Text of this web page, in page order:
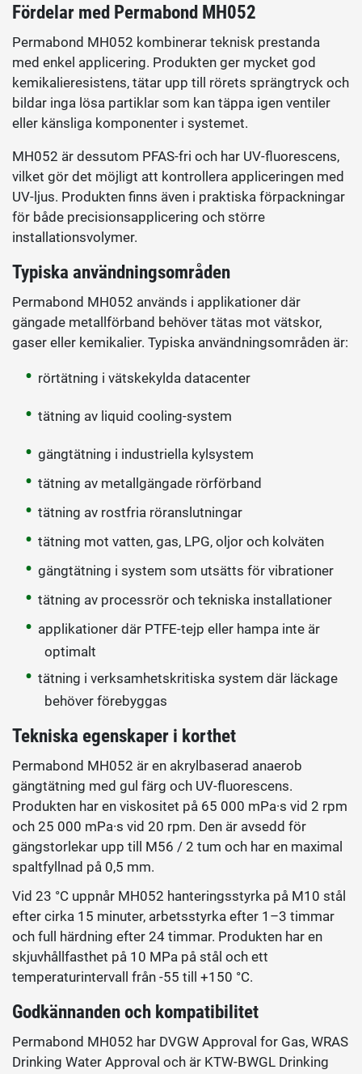
Fördelar med Permabond MH052
Permabond MH052 kombinerar teknisk prestanda
med enkel applicering. Produkten ger mycket god
kemikalieresistens, tätar upp till rörets sprängtryck och
bildar inga lösa partiklar som kan täppa igen ventiler
eller känsliga komponenter i systemet.
MH052 är dessutom PFAS-fri och har UV-fluorescens,
vilket gör det möjligt att kontrollera appliceringen med
UV-ljus. Produkten finns även i praktiska förpackningar
för både precisionsapplicering och större
installationsvolymer.
Typiska användningsområden
Permabond MH052 används i applikationer där
gängade metallförband behöver tätas mot vätskor,
gaser eller kemikalier. Typiska användningsområden är:
rörtätning i vätskekylda datacenter
tätning av liquid cooling-system
gängtätning i industriella kylsystem
tätning av metallgängade rörförband
tätning av rostfria röranslutningar
tätning mot vatten, gas, LPG, oljor och kolväten
gängtätning i system som utsätts för vibrationer
tätning av processrör och tekniska installationer
applikationer där PTFE-tejp eller hampa inte är
optimalt
tätning i verksamhetskritiska system där läckage
behöver förebyggas
Tekniska egenskaper i korthet
Permabond MH052 är en akrylbaserad anaerob
gängtätning med gul färg och UV-fluorescens.
Produkten har en viskositet på 65 000 mPa·s vid 2 rpm
och 25 000 mPa·s vid 20 rpm. Den är avsedd för
gängstorlekar upp till M56 / 2 tum och har en maximal
spaltfyllnad på 0,5 mm.
Vid 23 °C uppnår MH052 hanteringsstyrka på M10 stål
efter cirka 15 minuter, arbetsstyrka efter 1–3 timmar
och full härdning efter 24 timmar. Produkten har en
skjuvhållfasthet på 10 MPa på stål och ett
temperaturintervall från -55 till +150 °C.
Godkännanden och kompatibilitet
Permabond MH052 har DVGW Approval for Gas, WRAS
Drinking Water Approval och är KTW-BWGL Drinking